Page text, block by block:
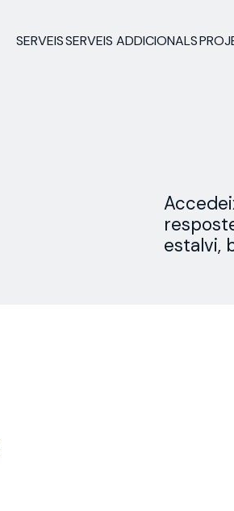
SERVEISSERVEIS ADDICIONALS
estalvi,